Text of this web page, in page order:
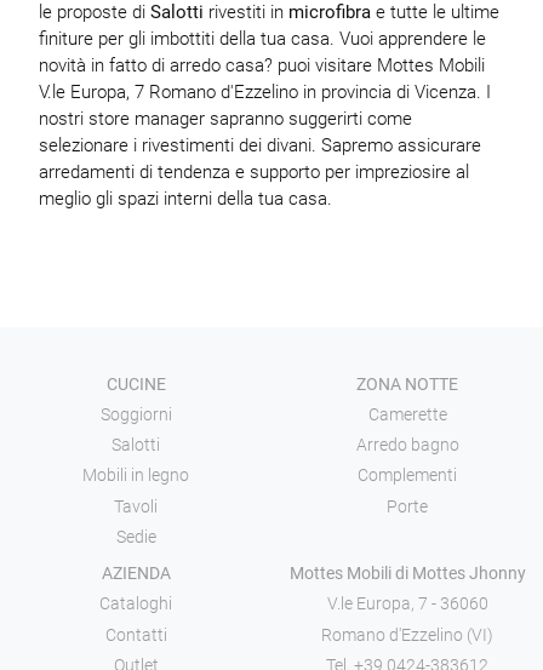
le proposte di Salotti rivestiti in microfibrae tutte le ultime
finiture per gli imbottiti della tua casa. Vuoi apprendere le
novità in fatto di arredo casa? puoi visitare Mottes Mobili
V.le Europa, 7 Romano d'Ezzelino in provincia di Vicenza. I
nostri store manager sapranno suggerirti come
selezionare i rivestimenti dei divani. Sapremo assicurare
arredamenti di tendenza e supporto per impreziosire al
meglio gli spazi interni della tua casa.
CUCINE
Soggiorni
Salotti
Mobili in legno
Tavoli
Sedie
ZONA NOTTE
Camerette
Arredo bagno
Complementi
Porte
AZIENDA
Cataloghi
Contatti
Outlet
Mottes Mobili di Mottes Jhonny
V.le Europa, 7 - 36060
Romano d'Ezzelino (VI)
Tel. +39 0424-383612